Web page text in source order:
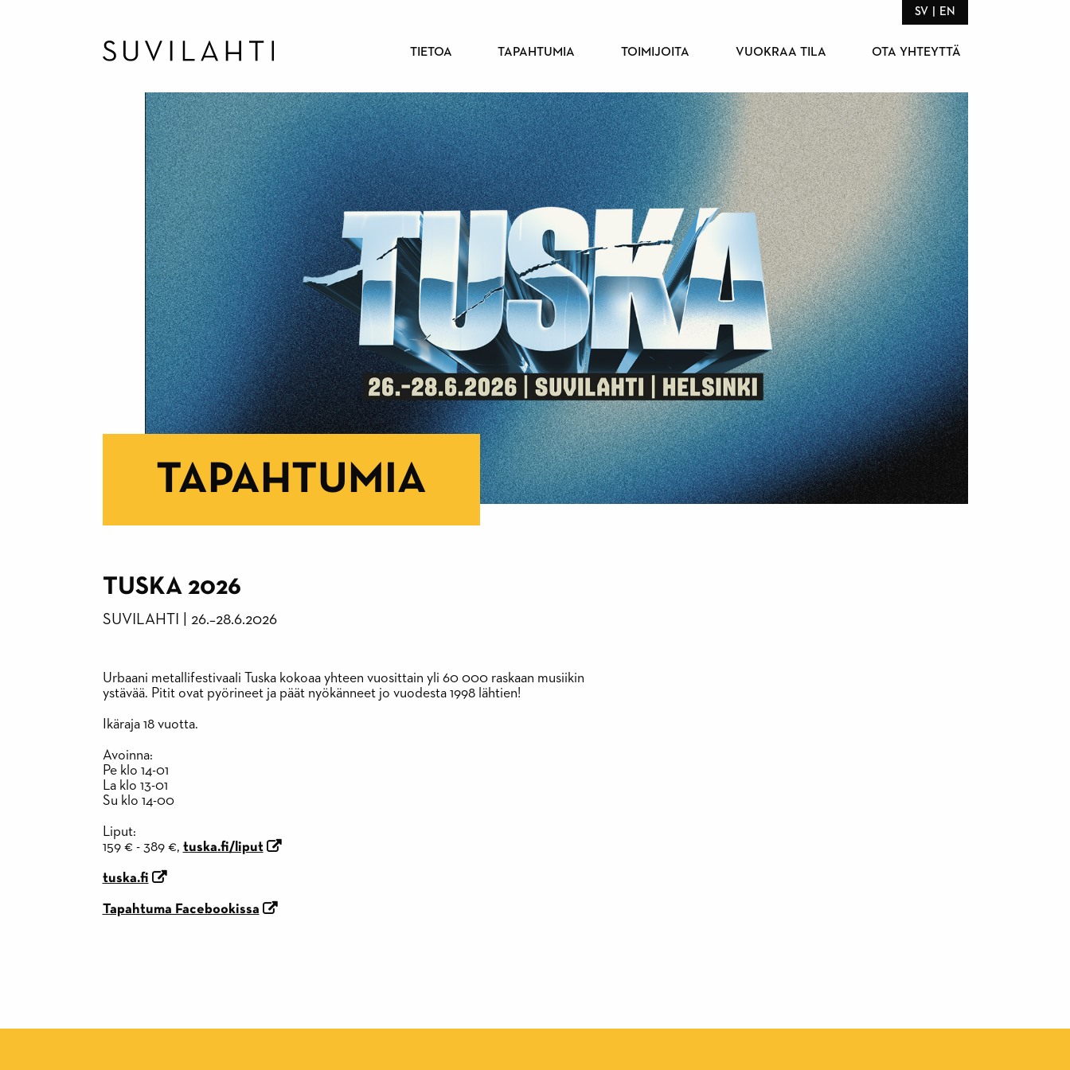
PÄÄVALIKKO
TIETOA TAPAHTUMIA TOIMIJOITA VUOKRAA TILA OTA YHTEYTTÄ
SV EN
TAPAHTUMIA
TUSKA 2026
SUVILAHTI 26.–28.6.2026
Urbaani metallifestivaali Tuska kokoaa yhteen vuosittain yli 60 000 raskaan musiikin
ystävää. Pitit ovat pyörineet ja päät nyökänneet jo vuodesta 1998 lähtien!
Ikäraja 18 vuotta.
Avoinna:
Pe klo 14-01
La klo 13-01
Su klo 14-00
Liput:
159 € - 389 €, tuska.fi/liput
tuska.fi
Tapahtuma Facebookissa